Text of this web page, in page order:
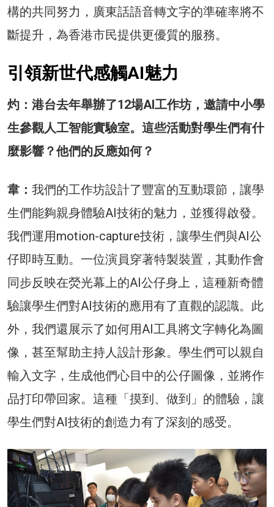
構的共同努力，廣東話語音轉文字的準確率將不
斷提升，為香港市民提供更優質的服務。
引領新世代感觸AI魅力
灼：港台去年舉辦了12場AI工作坊，邀請中小學
生參觀人工智能實驗室。這些活動對學生們有什
麼影響？他們的反應如何？
韋： 我們的工作坊設計了豐富的互動環節，讓學
生們能夠親身體驗AI技術的魅力，並獲得啟發。
我們運用motion-capture技術，讓學生們與AI公
仔即時互動。一位演員穿著特製裝置，其動作會
同步反映在熒光幕上的AI公仔身上，這種新奇體
驗讓學生們對AI技術的應用有了直觀的認識。此
外，我們還展示了如何用AI工具將文字轉化為圖
像，甚至幫助主持人設計形象。學生們可以親自
輸入文字，生成他們心目中的公仔圖像，並將作
品打印帶回家。這種「摸到、做到」的體驗，讓
學生們對AI技術的創造力有了深刻的感受。